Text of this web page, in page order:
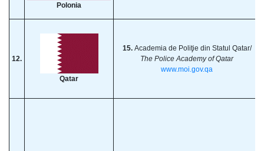
Polonia
12.
Qatar
15. Academia de Poliţie din Statul Qatar/
The Police Academy of Qatar
www.moi.gov.qa